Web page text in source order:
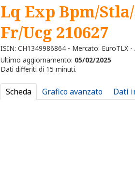
Lq Exp Bpm/
Fr/Ucg 210627
ISIN: CH1349986864 - Mercato: EuroTLX -
Ultimo aggiornamento: 05/02/2025
Dati differiti di 15 minuti.
Scheda Grafico avanzato Dati